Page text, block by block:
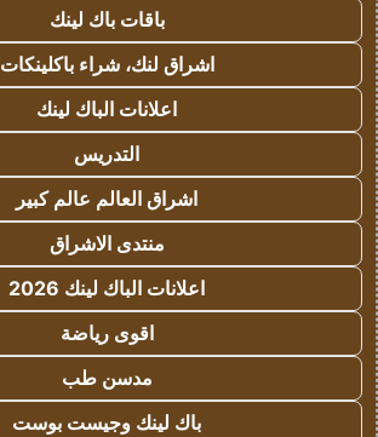
باقات باك لينك
اشراق لنك، شراء باكلينكات
اعلانات الباك لينك
التدريس
اشراق العالم عالم كبير
منتدى الاشراق
اعلانات الباك لينك 2026
اقوى رياضة
مدسن طب
باك لينك وجيست بوست